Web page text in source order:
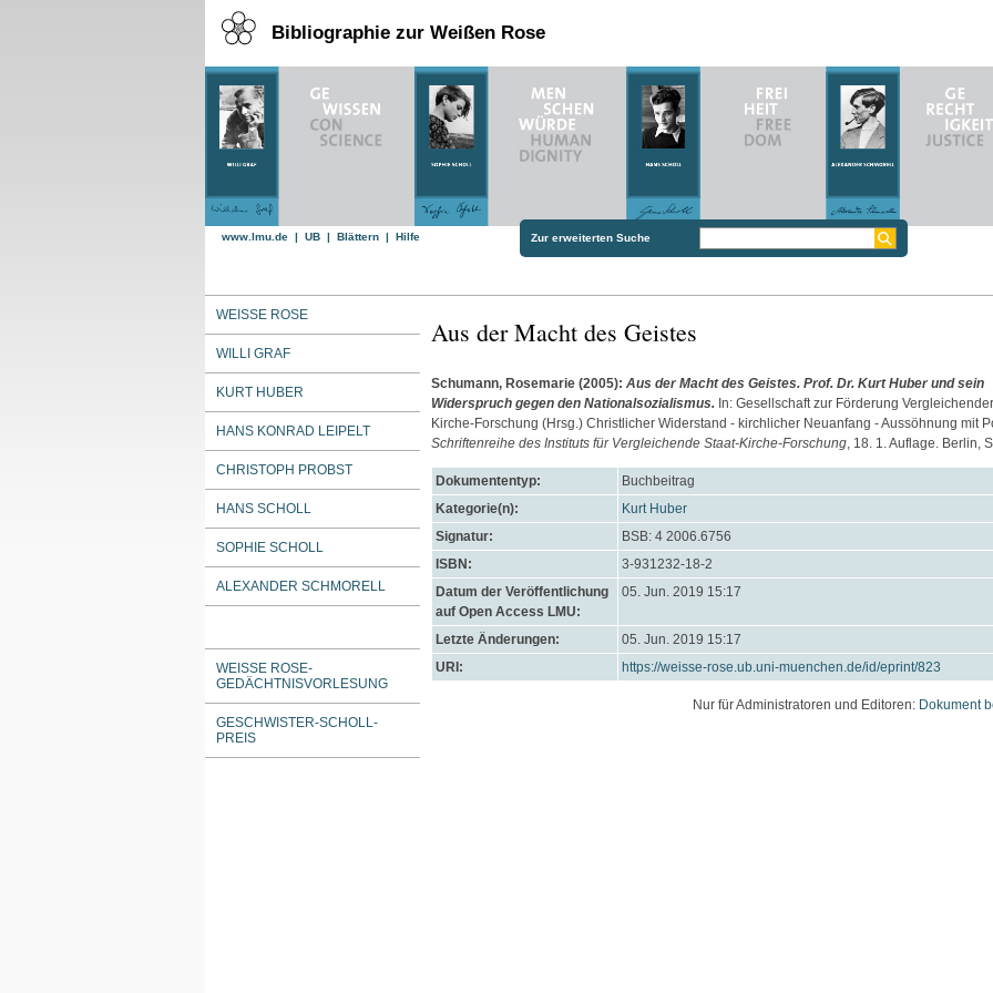
Bibliographie zur Weißen Rose
www.lmu.de| UB| Blättern| Hilfe Zur erweiterten Suche
WEISSE ROSE
WILLI GRAF
KURT HUBER
HANS KONRAD LEIPELT
CHRISTOPH PROBST
HANS SCHOLL
SOPHIE SCHOLL
ALEXANDER SCHMORELL
WEISSE ROSE-G
EDÄCHTNISVORLESUNG
GESCHWISTER-SCHOLL-
PREIS
Aus der Macht des Geistes
Schumann, Rosemarie (2005): Aus der Macht des Geistes. Prof. Dr. Kurt Huber und sein
Widerspruch gegen den Nationalsozialismus.In: Gesellschaft zur Förderung
Kirche-Forschung (Hrsg.) Christlicher Widerstand - kirchlicher Neuanfang - Aussöhnung mit
Schriftenreihe des Instituts für Vergleichende Staat-Kirche-Forschung, 18. 1. Auflage. Berlin,
Dokumententyp:
Buchbeitrag
Kategorie(n):
Kurt Huber
Signatur:
BSB: 4 2006.6756
ISBN:
3-931232-18-2
Datum der Veröffentlichung
auf Open Access LMU:
05. Jun. 2019 15:17
Letzte Änderungen:
05. Jun. 2019 15:17
URI:
https://weisse-rose.ub.uni-muenchen.de/id/eprint/823
Nur für Administratoren und Editoren: Dokument